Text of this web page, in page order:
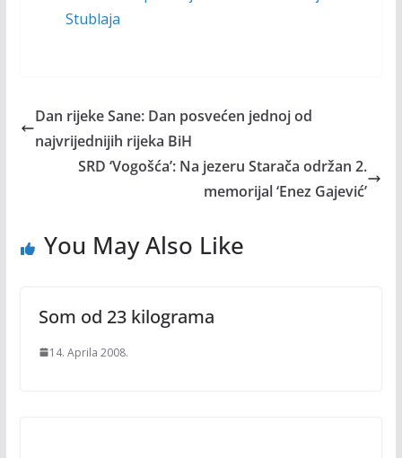
Stublaja
Dan rijeke Sane: Dan posvećen jednoj od
najvrijednijih rijeka BiH
SRD ‘Vogošća’: Na jezeru Starača održan 2.
memorijal ‘Enez Gajević’
You May Also Like
Som od 23 kilograma
14. Aprila 2008.